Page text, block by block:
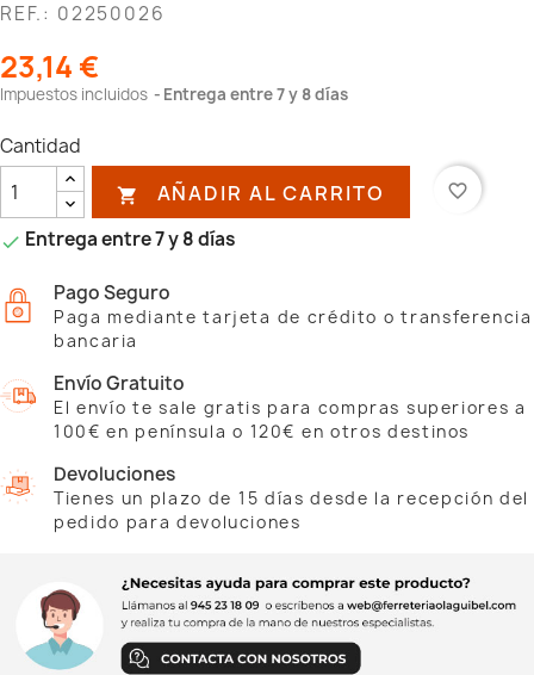
REF.: 02250026
23,14 €
Impuestos incluidos Entrega entre 7 y 8 días
Cantidad
 AÑADIR AL CARRITO favorite_border
 Entrega entre 7 y 8 días
Pago Seguro
Paga mediante tarjeta de crédito o transferencia
bancaria
Envío Gratuito
El envío te sale gratis para compras superiores a
100€ en península o 120€ en otros destinos
Devoluciones
Tienes un plazo de 15 días desde la recepción del
pedido para devoluciones